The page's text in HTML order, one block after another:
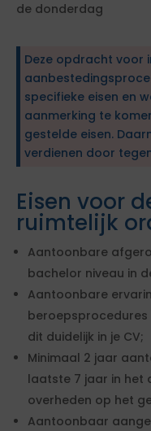
de donderdag
Deze opdracht voor
specifieke eisen en
aanmerking te
gestelde eisen.
verdienen door
Eisen voor
ruimtelijk
Aantoonbare
bachelor niveau in
Aantoonbare
beroepsprocedures
dit duidelijk in je CV;
Minimaal 2 jaar
laatste 7 jaar in het
overheden op het
Aantoonbaar